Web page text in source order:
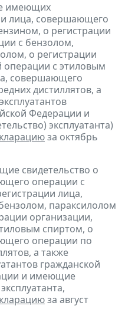
имеющих
лица, совершающего
о регистрации
с бензолом,
о регистрации
с этиловым
совершающего
дистиллятов, а
Федерации и
эксплуатанта)
за октябрь
свидетельство о
операции с
лица,
параксилолом
организации,
спиртом, о
операции по
а также
гражданской
и имеющие
за август